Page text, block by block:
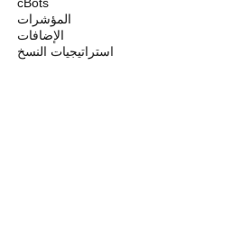
المؤشرات
الإضافات
استراتيجيات النسخ